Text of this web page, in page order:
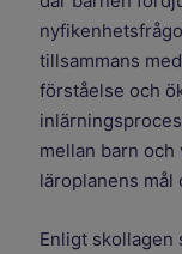
tillsammans
förståelse och
mellan barn och
läroplanens mål
Enligt skollagen